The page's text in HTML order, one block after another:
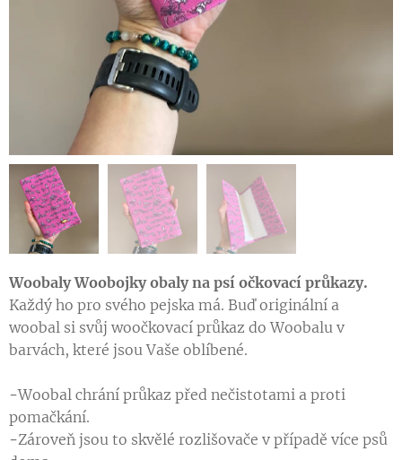
Woobaly Woobojky obaly na psí očkovací průkazy.
Každý ho pro svého pejska má. Buď originální a
woobal si svůj woočkovací průkaz do Woobalu v
barvách, které jsou Vaše oblíbené.
-Woobal chrání průkaz před nečistotami a proti
pomačkání.
-Zároveň jsou to skvělé rozlišovače v případě více psů